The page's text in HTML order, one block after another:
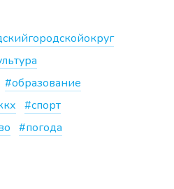
#образование
#спорт
#погода